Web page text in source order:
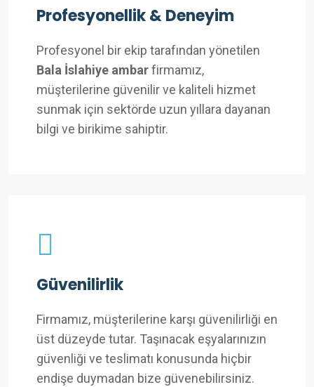
Profesyonellik & Deneyim
Profesyonel bir ekip tarafından yönetilen
Bala İslahiye ambarfirmamız,
müşterilerine güvenilir ve kaliteli hizmet
sunmak için sektörde uzun yıllara dayanan
bilgi ve birikime sahiptir.
Güvenilirlik
Firmamız, müşterilerine karşı güvenilirliği en
üst düzeyde tutar. Taşınacak eşyalarınızın
güvenliği ve teslimatı konusunda hiçbir
endişe duymadan bize güvenebilirsiniz.